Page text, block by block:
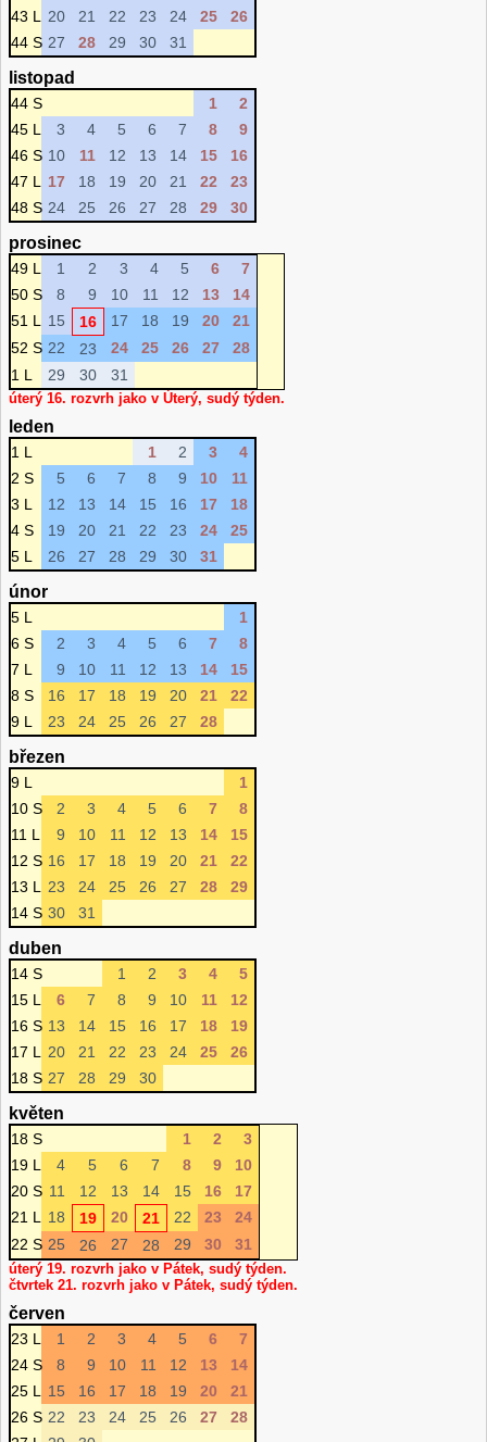
43 L
20 21 22 23 24 25
26
44 S 27 28 29 30 31
listopad
44 S 1
2
45 L
3 4 5 6 7 8
9
46 S 10 11 12 13 14 15
16
47 L
17 18 19 20 21 22
23
48 S 24 25 26 27 28 29 30
prosinec
49 L 1 2 3 4 5 6
7
50 S
8 9 10 11 12 13
14
51 L
15 16 17 18 19 20
21
52 S 22 23 24 25 26 27
28
1 L
29 30 31
úterý 16. rozvrh jako v Úterý, sudý týden.
leden
1 L 1 2 3
4
2 S
5 6 7 8 9 10
11
3 L
12 13 14 15 16 17
18
4 S
19 20 21 22 23 24
25
5 L
26 27 28 29 30 31
únor
5 L
1
6 S
2 3 4 5 6 7
8
7 L
9 10 11 12 13 14
15
8 S
16 17 18 19 20 21
22
9 L
23 24 25 26 27 28
březen
9 L
1
10 S
2 3 4 5 6 7
8
11 L
9 10 11 12 13 14
15
12 S 16 17 18 19 20 21
22
13 L
23 24 25 26 27 28
29
14 S 30 31
duben
14 S 1 2 3 4
5
15 L
6 7 8 9 10 11
12
16 S 13 14 15 16 17 18
19
17 L
20 21 22 23 24 25
26
18 S 27 28 29 30
květen
18 S 1 2
3
19 L
4 5 6 7 8 9
10
20 S 11 12 13 14 15 16
17
21 L
18 19 20 21 22 23
24
22 S 25 26 27 28 29 30 31
úterý 19. rozvrh jako v Pátek, sudý týden.
čtvrtek 21. rozvrh jako v Pátek, sudý týden.
červen
23 L 1 2 3 4 5 6
7
24 S
8 9 10 11 12 13
14
25 L
15 16 17 18 19 20
21
26 S 22 23 24 25 26 27
28